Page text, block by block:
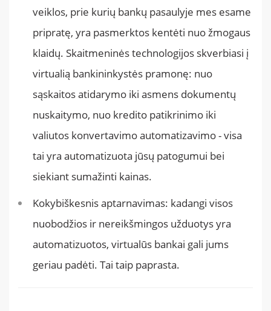
veiklos, prie kurių bankų pasaulyje mes esame
pripratę, yra pasmerktos kentėti nuo žmogaus
klaidų. Skaitmeninės technologijos skverbiasi į
virtualią bankininkystės pramonę: nuo
sąskaitos atidarymo iki asmens dokumentų
nuskaitymo, nuo kredito patikrinimo iki
valiutos konvertavimo automatizavimo - visa
tai yra automatizuota jūsų patogumui bei
siekiant sumažinti kainas.
Kokybiškesnis aptarnavimas: kadangi visos
nuobodžios ir nereikšmingos užduotys yra
automatizuotos, virtualūs bankai gali jums
geriau padėti. Tai taip paprasta.